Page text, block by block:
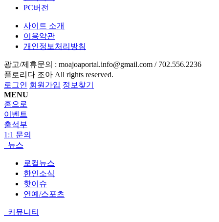
PC버전
사이트 소개
이용약관
개인정보처리방침
광고/제휴문의 : moajoaportal.info@gmail.com / 702.556.2236
플로리다 조아 All rights reserved.
로그인 회원가입 정보찾기
MENU
홈으로
이벤트
출석부
1:1 문의
뉴스
로컬뉴스
한인소식
핫이슈
연예/스포츠
커뮤니티